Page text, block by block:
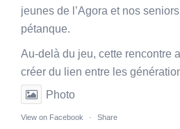
jeunes de l’Agora et nos
pétanque.
Au-delà du jeu, cette rencontre
créer du lien entre les
Photo
View on Facebook · Share